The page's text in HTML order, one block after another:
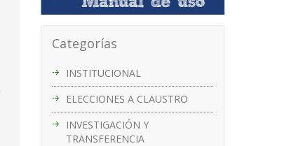
Categorías
INSTITUCIONAL
ELECCIONES A CLAUSTRO
INVESTIGACIÓN Y
TRANSFERENCIA